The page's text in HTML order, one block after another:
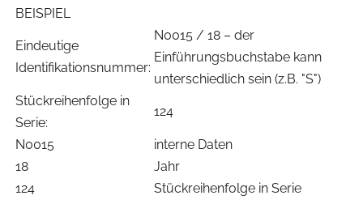
BEISPIEL
Eindeutige
Identifikationsnummer:
N0015 / 18 – der
Einführungsbuchstabe kann
unterschiedlich sein (z.B. "S")
Stückreihenfolge in
Serie:
124
N0015
interne Daten
18
Jahr
124
Stückreihenfolge in Serie